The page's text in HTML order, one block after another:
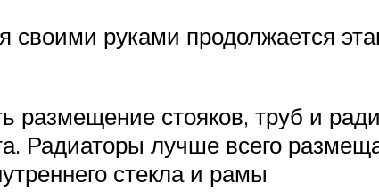
своими руками продолжается
размещение стояков, труб и
Радиаторы лучше всего
стекла и рамы